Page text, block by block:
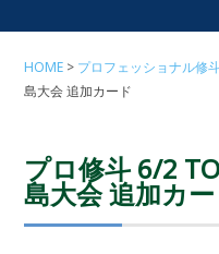
HOME プロフェッショナル修
島大会 追加カード
プロ修斗 6/2
島大会 追加カ